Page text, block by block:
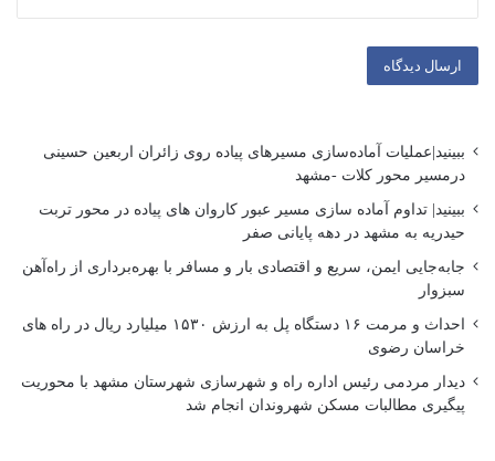
ببینید|عملیات آماده‌سازی مسیرهای پیاده روی زائران اربعین حسینی
درمسیر محور کلات -مشهد
ببینید| تداوم آماده سازی مسیر عبور کاروان های پیاده در محور تربت
حیدریه به مشهد در دهه پایانی صفر
جابه‌جایی ایمن، سریع و اقتصادی بار و مسافر با بهره‌برداری از راه‌آهن
سبزوار
احداث و مرمت ۱۶ دستگاه پل به ارزش ۱۵۳۰ میلیارد ریال در راه های
خراسان رضوی
دیدار مردمی رئیس اداره راه و شهرسازی شهرستان مشهد با محوریت
پیگیری مطالبات مسکن شهروندان انجام شد